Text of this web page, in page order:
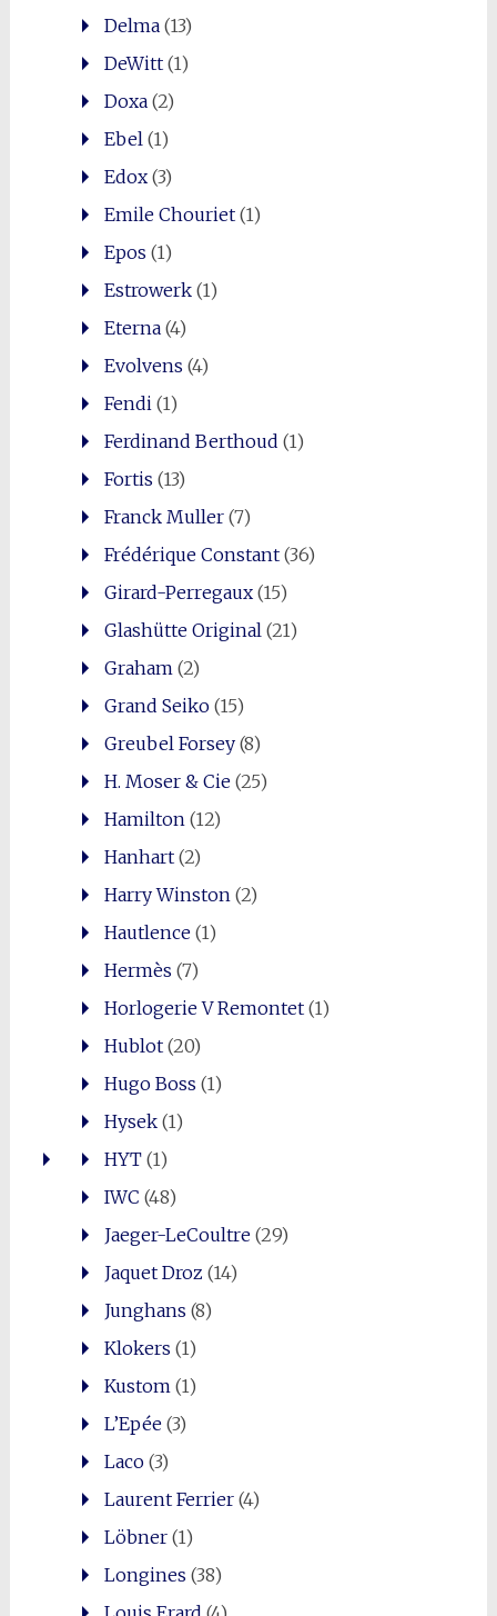
Delma(13)
DeWitt(1)
Doxa(2)
Ebel (1)
Edox(3)
Emile Chouriet(1)
Epos (1)
Estrowerk(1)
Eterna(4)
Evolvens (4)
Fendi (1)
Ferdinand Berthoud (1)
Fortis (13)
Franck Muller(7)
Frédérique Constant(36)
Girard-Perregaux(15)
Glashütte Original (21)
Graham (2)
Grand Seiko(15)
Greubel Forsey(8)
H. Moser & Cie(25)
Hamilton (12)
Hanhart(2)
Harry Winston (2)
Hautlence(1)
Hermès (7)
Horlogerie V Remontet(1)
Hublot(20)
Hugo Boss (1)
Hysek(1)
HYT(1)
IWC (48)
Jaeger-LeCoultre(29)
Jaquet Droz (14)
Junghans (8)
Klokers (1)
Kustom (1)
L’Epée(3)
Laco(3)
Laurent Ferrier(4)
Löbner(1)
Longines (38)